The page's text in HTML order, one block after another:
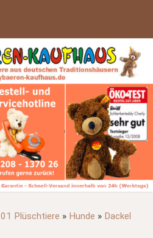
01 Plüschtiere » Hunde » Dackel